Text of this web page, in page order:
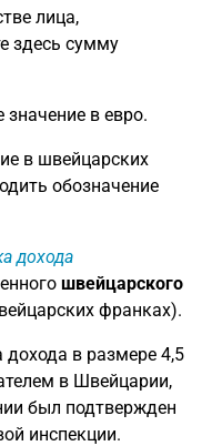
лица,
здесь сумму
значение в евро.
в швейцарских
обозначение
дохода
швейцарского
франках).
в размере 4,5
в Швейцарии,
был подтвержден
инспекции.